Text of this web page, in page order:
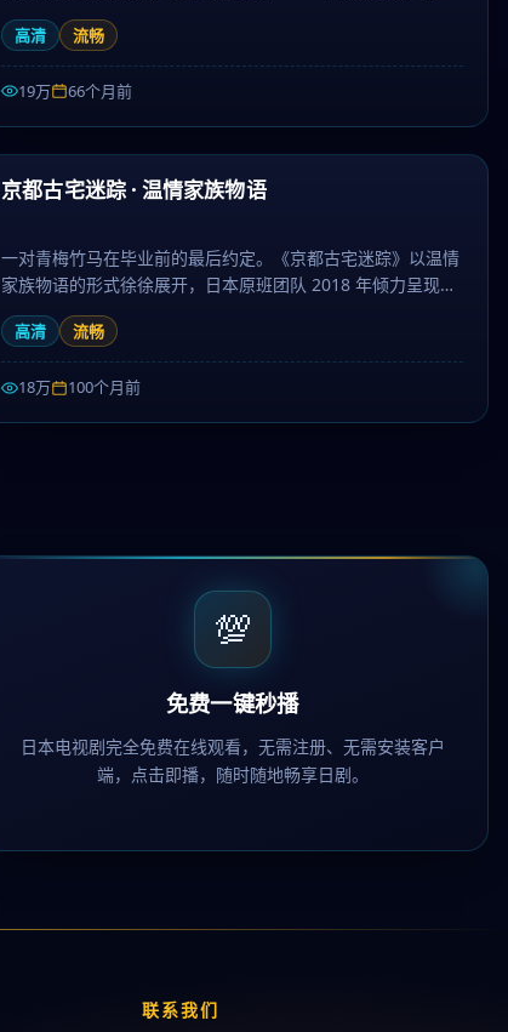
失去、和解与重生层层推进，作为爱情题材，镜头语言细腻、
配乐治愈。日剧大全提供高清完整版日本电视剧免费在线观
看。
高清 流畅
19万 66个月前
热门
69:29
京都古宅迷踪 · 温情家族物语
一对青梅竹马在毕业前的最后约定。《京都古宅迷踪》以温情
家族物语的形式徐徐展开，日本原班团队 2018 年倾力呈现，
围绕亲情、信念与救赎层层推进，作为战争题材，人物刻画立
体、台词余韵悠长。日剧大全提供高清完整版日本电视剧免费
在线观看。
高清 流畅
18万 100个月前
💯
免费一键秒播
日本电视剧完全免费在线观看，无需注册、无需安装客户
端，点击即播，随时随地畅享日剧。
联系我们